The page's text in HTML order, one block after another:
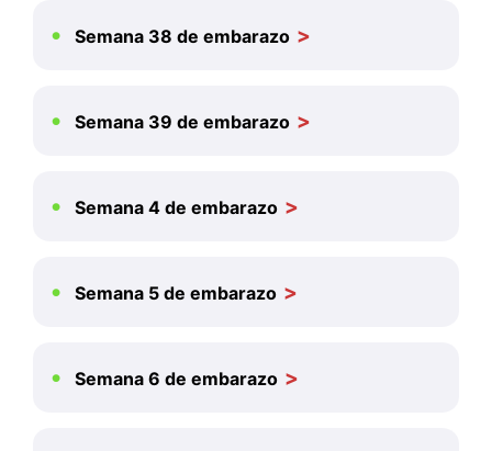
Semana 38 de embarazo
Semana 39 de embarazo
Semana 4 de embarazo
Semana 5 de embarazo
Semana 6 de embarazo